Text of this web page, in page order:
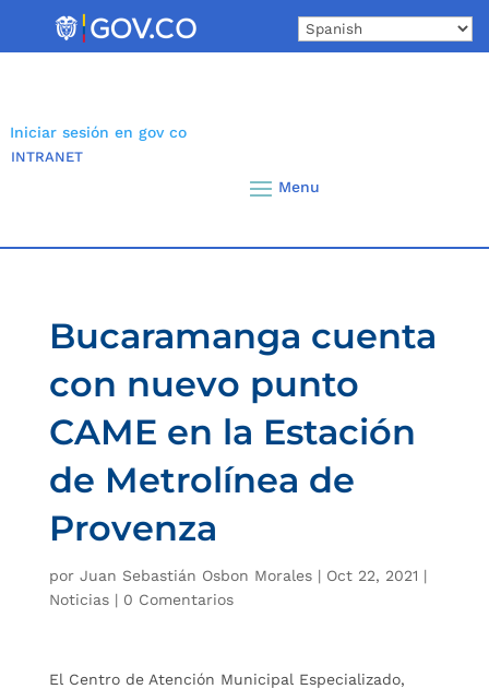
Iniciar sesión en gov co
INTRANET
Bucaramanga cuenta
con nuevo punto
CAME en la Estación
de Metrolínea de
Provenza
por Juan Sebastián Osbon Morales| Oct 22, 2021 |
Noticias| 0 Comentarios
El Centro de Atención Municipal Especializado,